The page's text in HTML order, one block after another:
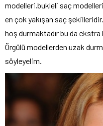
modelleri,bukleli saç
en çok yakışan saç
hoş durmaktadır bu da
Örgülü modellerden uzak
söyleyelim.